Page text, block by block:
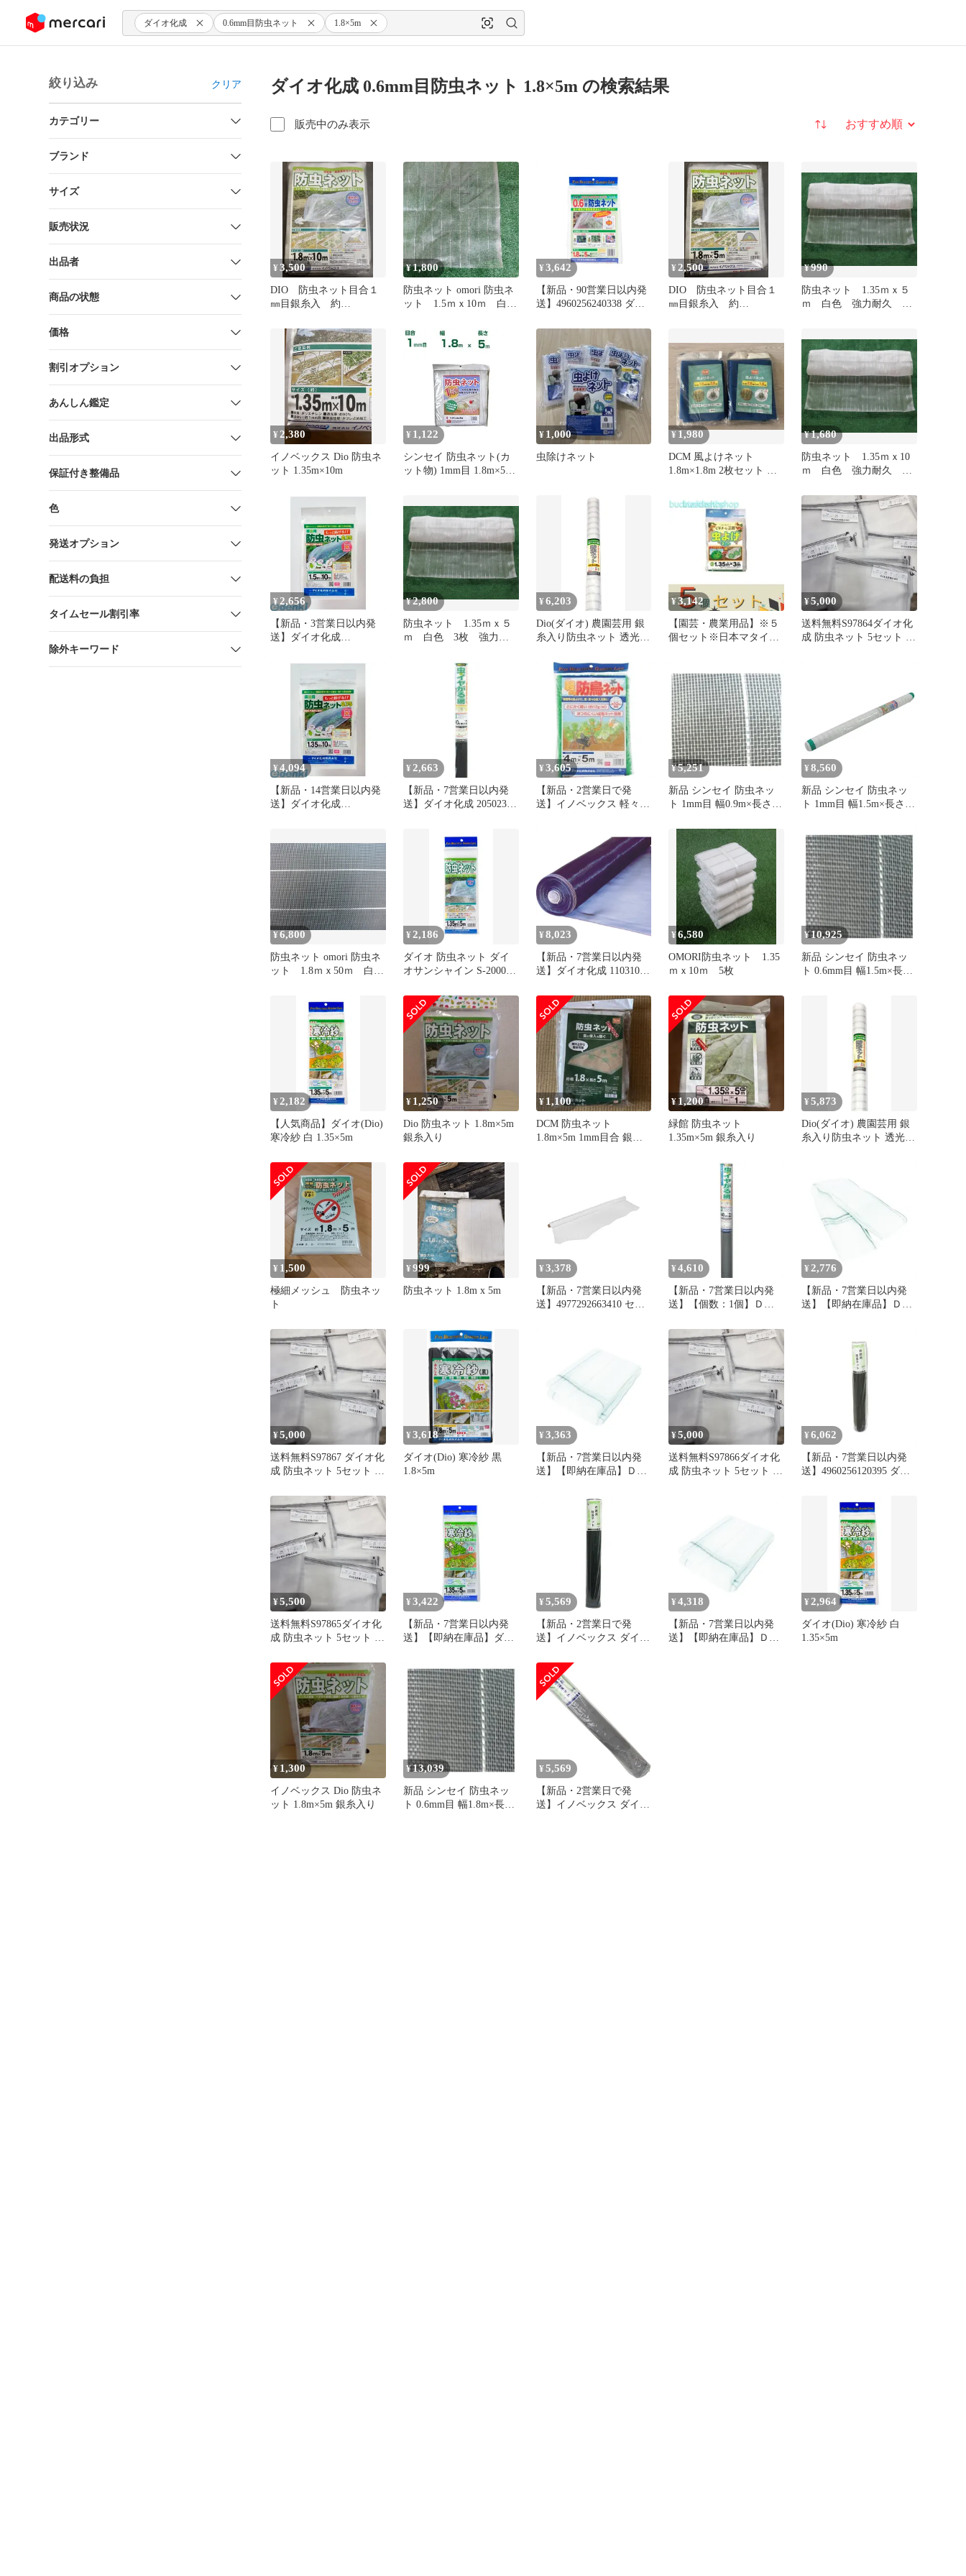
ツにスキップ ダイオ化成 0.6mm目防虫ネット 1.8×5m
絞り込み クリア
カテゴリー
ブランド
サイズ
販売状況
出品者
商品の状態
価格
割引オプション
あんしん鑑定
出品形式
保証付き整備品
色
発送オプション
配送料の負担
タイムセール割引率
除外キーワード
ダイオ化成 0.6mm目防虫ネット 1.8×5m の検索結果
販売中のみ表示 並び替え
¥3,500
DIO 防虫ネット目合１
㎜目銀糸入 約
¥1,800
防虫ネット omori 防虫ネ
ット 1.5ｍｘ10ｍ 白
¥ 3,642
【新品・90営業日以内発
送】4960256240338 ダイ
ット N－3330 1．8X5m
Dio サンシャインソフト
白菜等葉物野菜 ホウレン
ソウ 防虫シート【沖縄離
島販売不可】
¥ 2,500
DIO 防虫ネット目合１
㎜目銀糸入 約
¥990
防虫ネット 1.35ｍｘ５
ｍ 白色 強力耐久 在
¥ 2,380
イノベックス Dio 防虫ネ
ット 1.35m×10m
¥ 1,122
シンセイ 防虫ネット(カ
ット物) 1mm目 1.8m×5m
よけネット)(トンネル)
(180cm)
¥ 1,000
虫除けネット
¥ 1,980
DCM 風よけネット
1.8m×1.8m 2枚セット 園
¥1,680
防虫ネット 1.35ｍｘ10
ｍ 白色 強力耐久 在
¥ 2,656
【新品・3営業日以内発
送】ダイオ化成
虫ネット 0．75mm目 1．
5m×10m ブルー 0．75mm
目 Dio 白菜等葉物野菜 露
地の小松菜【沖縄離島販
売不可】
¥2,800
防虫ネット 1.35ｍｘ５
ｍ 白色 3枚 強力耐
¥6,203
Dio(ダイオ) 農園芸用 銀
糸入り防虫ネット 透光率
¥3,142
【園芸・農業用品】※５
個セット※日本マタイ
¥5,000
送料無料S97864ダイオ化
成 防虫ネット 5セット ダ
¥4,094
【新品・14営業日以内発
送】ダイオ化成
35m×10m ブルー 0．
75mm目 DIO 白菜等葉物
野菜 網目が細かい【沖縄
離島販売不可】
¥ 2,663
【新品・7営業日以内発
送】ダイオ化成 205023
幅９０ｃｍ×長さ２ｍ ブ
ラック Dio イノベックス
リビングソリューション
部 薬剤と網目のダブル効
果 網戸用防虫網 TR【沖
縄離島販売不可】
¥ 3,605
【新品・2営業日で発
送】イノベックス 軽々防
¥5,251
新品 シンセイ 防虫ネッ
ト 1mm目 幅0.9m×長さ
¥ 8,560
新品 シンセイ 防虫ネッ
ト 1mm目 幅1.5m×長さ
¥6,800
防虫ネット omori 防虫ネ
ット 1.8ｍｘ50ｍ 白
¥ 2,186
ダイオ 防虫ネット ダイ
オサンシャイン S-2000
¥ 8,023
【新品・7営業日以内発
送】ダイオ化成 110310
ュ 91cm×30m ブラック
Dio 防虫網 イノベックス
リビングソリューション
部【沖縄離島販売不可】
¥6,580
OMORI防虫ネット 1.35
ｍｘ10ｍ 5枚
¥10,925
新品 シンセイ 防虫ネッ
ト 0.6mm目 幅1.5m×長さ
¥ 2,182
【人気商品】ダイオ(Dio)
寒冷紗 白 1.35×5m
¥ 1,250
Dio 防虫ネット 1.8m×5m
銀糸入り
¥1,100
DCM 防虫ネット
1.8m×5m 1mm目合 銀糸
¥1,200
緑館 防虫ネット
1.35m×5m 銀糸入り
¥5,873
Dio(ダイオ) 農園芸用 銀
糸入り防虫ネット 透光率
¥ 1,500
極細メッシュ 防虫ネッ
ト
¥999
防虫ネット 1.8m x 5m
¥ 3,378
【新品・7営業日以内発
送】4977292663410 セフ
¥ 4,610
【新品・7営業日以内発
送】【個数：1個】Ｄｉ
防虫網 虫のイヤがる網
２０メッシュ 幅１４０ｃ
ｍ×長さ２．５ｍ グレイ
ダイオ化成 イノベックス
グレー リビングソリュー
ション部 アミド TR【沖
縄離島販売不可】
¥ 2,776
【新品・7営業日以内発
送】【即納在庫品】Ｄｉ
イオ化成 イノベックス
リビングソリューション
部 Chemicals【沖縄離島販
¥5,000
送料無料S97867 ダイオ化
成 防虫ネット 5セット ダ
ーソフト 減農薬 無農薬
栽培 防虫対策 N4700 農
具 未使用
¥3,618
ダイオ(Dio) 寒冷紗 黒
1.8×5m
¥ 3,363
【新品・7営業日以内発
送】【即納在庫品】Ｄｉ
１．８Ｘ５ｍ 透明 ダイ
オ化成 イノベックス リ
ビングソリューション部
Chemicals【沖縄離島販売
¥5,000
送料無料S97866ダイオ化
成 防虫ネット 5セット ダ
¥ 6,062
【新品・7営業日以内発
送】4960256120395 ダイ
ク 網戸張替用防虫ネット
DIO DIY網戸張替向けの
格安防虫網 アミド張り替
え用防虫ネット【沖縄離
島販売不可】
¥5,500
送料無料S97865ダイオ化
成 防虫ネット 5セット ダ
ーソフト 減農薬 無農薬
栽培 防虫対策 N4700 農
具 未使用
¥ 3,422
【新品・7営業日以内発
送】【即納在庫品】ダイ
35m×5m 白 Dio ダイオ寒
冷紗 イノベックス リビ
ングソリューション部 ネ
ット資材【沖縄離島販売
不可】
¥ 5,569
【新品・2営業日で発
送】イノベックス ダイオ
91CMX30M ブラック
¥ 4,318
【新品・7営業日以内発
送】【即納在庫品】Ｄｉ
¥ 2,964
ダイオ(Dio) 寒冷紗 白
1.35×5m
¥ 1,300
イノベックス Dio 防虫ネ
ット 1.8m×5m 銀糸入り
¥13,039
新品 シンセイ 防虫ネッ
ト 0.6mm目 幅1.8m×長さ
¥ 5,569
【新品・2営業日で発
送】イノベックス ダイオ